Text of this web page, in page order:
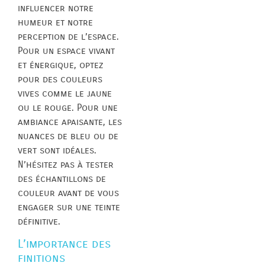
influencer notre
humeur et notre
perception de l’espace.
Pour un espace vivant
et énergique, optez
pour des couleurs
vives comme le jaune
ou le rouge. Pour une
ambiance apaisante, les
nuances de bleu ou de
vert sont idéales.
N’hésitez pas à tester
des échantillons de
couleur avant de vous
engager sur une teinte
définitive.
L’importance des
finitions